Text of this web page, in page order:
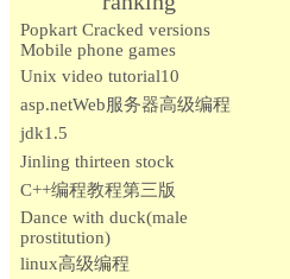
Popkart Cracked versions
Mobile phone games
Unix video tutorial10
asp.netWeb服务器高级编程
jdk1.5
Jinling thirteen stock
C++编程教程第三版
Dance with duck(male
prostitution)
linux高级编程